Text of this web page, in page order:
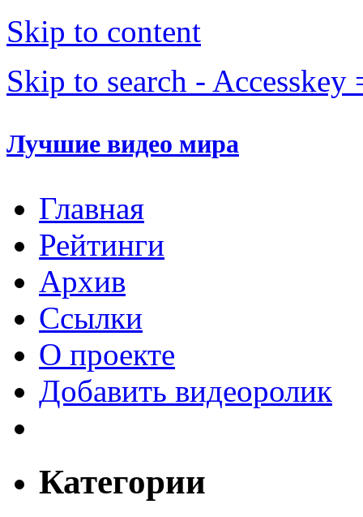
Skip to content
Skip to search - Accesskey
Лучшие видео мира
Главная
Рейтинги
Архив
Ссылки
О проекте
Добавить видеоролик
Категории